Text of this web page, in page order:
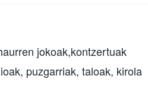
jokoak,kontzertuak
puzgarriak, taloak, kirola